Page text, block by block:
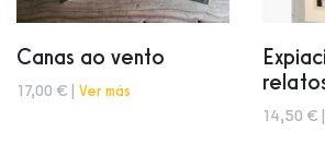
Canas ao vento
17,00 € | Ver más
14,50 € |